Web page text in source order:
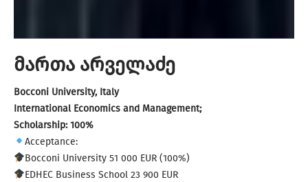
ბოკონის უნივერსიტეტი ჩემი საოცნებო უნივერსიტეტი იყო.
LEAF-მა დიდი დახმარება გამიწია უნივერსიტეტების
შერჩევისა და განაცხადების მომზადების პროცესში, რამაც
ყველაფერი ბევრად უფრო ორგანიზებული და მარტივი
გახადა. უნივერსიტეტის არჩევისას ჩემთვის ყველაზე
მნიშვნელოვანი იყო აკადემიური ხარისხი, საერთაშორისო
რეპუტაცია, გაცვლითი პროგრამების შესაძლებლობები და
ძლიერი პროფესიული ქსელი. სკოლის პრეზიდენტობის
პერიოდში გუნდების მართვა, პროექტების დაგეგმვა და
მართა არველაძე
Bocconi University, Italy
International Economics and Management;
Scholarship:100%
Acceptance:
Bocconi University 51 000 EUR (100%)
EDHEC Business School 23 900 EUR